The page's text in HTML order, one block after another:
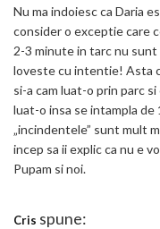
Nu ma indoiesc ca Daria
consider o exceptie care
2-3 minute in tarc nu
loveste cu intentie! Asta
si-a cam luat-o prin parc
luat-o insa se intampla de
„incindentele” sunt mult
incep sa ii explic ca nu e
Pupam si noi.
Cris spune: